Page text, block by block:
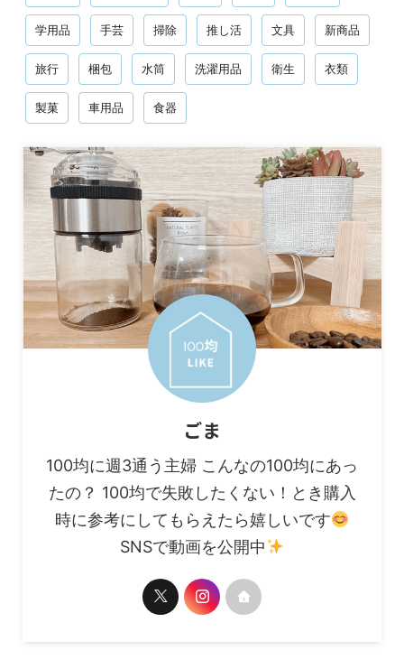
学用品 手芸 掃除 推し活 文具 新商品
旅行 梱包 水筒 洗濯用品 衛生 衣類
製菓 車用品 食器
ごま
100均に週3通う主婦 こんなの100均にあっ
たの？ 100均で失敗したくない！とき購入
時に参考にしてもらえたら嬉しいです
SNSで動画を公開中